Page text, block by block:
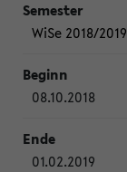
WiSe 2018/2019
08.10.2018
01.02.2019